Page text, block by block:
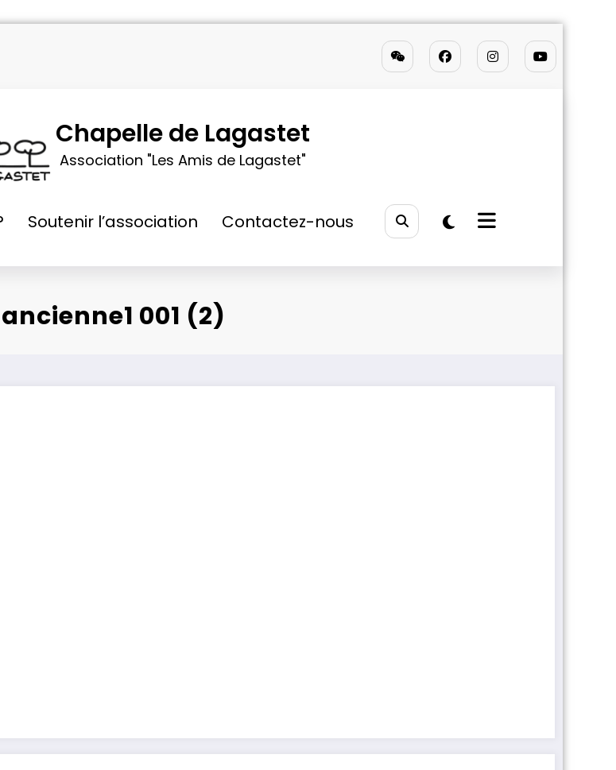
Chapelle de Lagastet
Association "Les Amis de Lagastet"
Soutenir l’association Contactez-nous
001 (2)